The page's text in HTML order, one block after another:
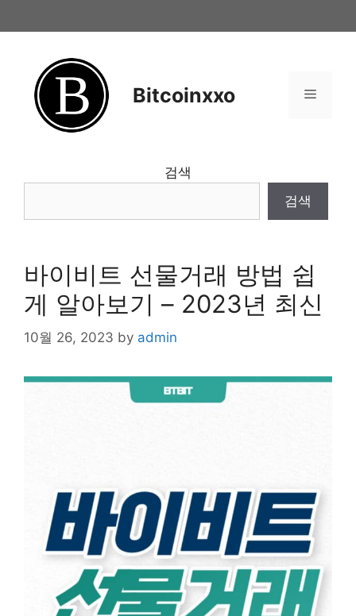
to
Bitcoinxxo Menu
검색
검색
바이비트 선물거래 방법 쉽
게 알아보기 – 2023년 최신
10월 26, 2023 by admin